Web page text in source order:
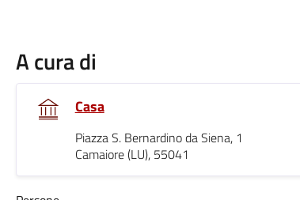
A cura di
Casa
Piazza S. Bernardino da Siena, 1
Camaiore (LU), 55041